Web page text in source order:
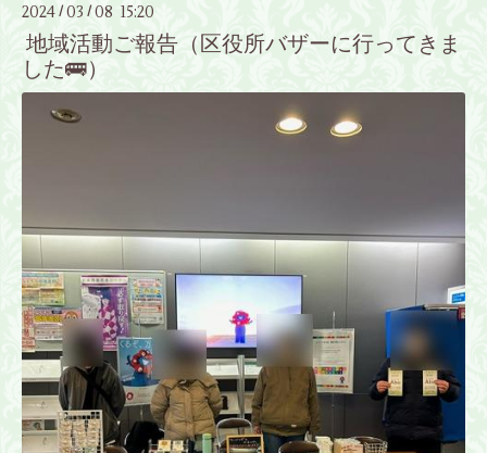
2024 / 03 /08 15:20
地域活動ご報告（区役所バザーに行ってきま
した🚌）